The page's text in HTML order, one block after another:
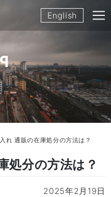
English
れ 通販の在庫処分の方法は？
処分の方法は？
2025年2月19日